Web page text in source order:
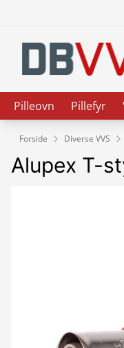
Pilleovn Pillefyr
Forside Diverse VVS
Alupex T-